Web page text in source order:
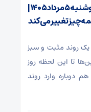
قیمت تتر، بیت‌کوین و اتریوم امروز دوشنبه ۵ مرداد ۱۴۰۵ |
تغییر می‌کند
یک روند مثبت و سبز
تا این لحظه روز
دوباره وارد روند